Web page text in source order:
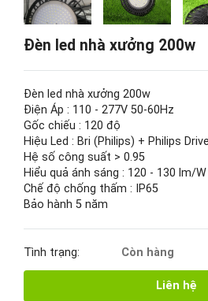
Đèn led nhà xưởng 200w
Đèn led nhà xưởng 200w
Điện Áp : 110 - 277V 50-60Hz
Gốc chiếu : 120 độ
Hiệu Led : Bri (Philips) + Philips
Hệ số công suất > 0.95
Hiểu quả ánh sáng : 120 - 130 lm/W
Chế độ chống thấm : IP65
Bảo hành 5 năm
Tình trạng: Còn hàng
Liên hệ